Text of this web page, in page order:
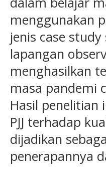
menggunakan
jenis case
lapangan
menghasilkan
masa pandemi
Hasil penelitian
PJJ terhadap
dijadikan
penerapannya